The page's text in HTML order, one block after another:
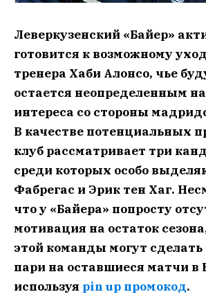
Леверкузенский «Байер»
готовится к возможному
тренера Хаби Алонсо, чье
остается неопределенным
интереса со стороны
В качестве потенциальных
клуб рассматривает три
среди которых особо
Фабрегас и Эрик тен Хаг.
что у «Байера» попросту
мотивация на остаток
этой команды могут
пари на оставшиеся матчи в
используя pin up промокод.